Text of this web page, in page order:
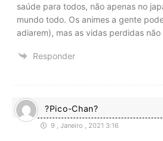
saúde para todos, não apenas no
mundo todo. Os animes a gente
adiarem), mas as vidas perdidas
Responder
?Pico-Chan?
9 , Janeiro , 2021 3:16